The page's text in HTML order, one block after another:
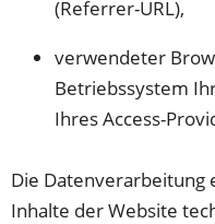
(Referrer-URL),
verwendeter
Betriebssystem
Ihres Access-
Die Datenverarbeitung
Inhalte der Website